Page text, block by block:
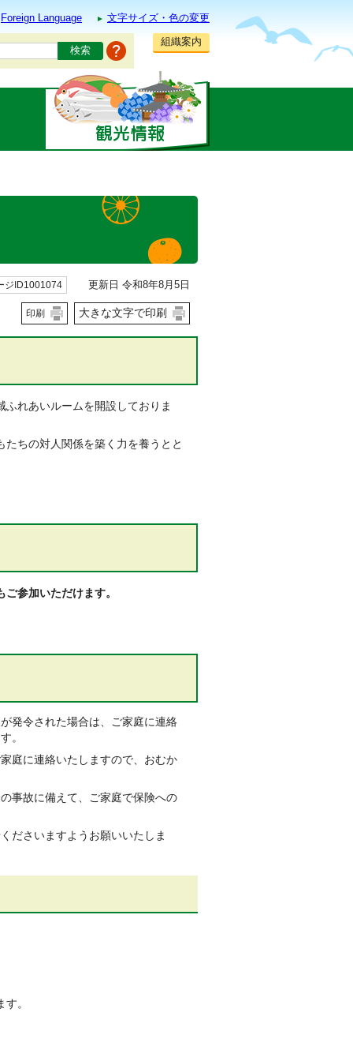
Foreign Language
文字サイズ・色の変更
組織案内
ジID1001074 更新日 令和8年8月5日
印刷 大きな文字で印刷
れあいルームを開設しておりま
ちの対人関係を築く力を養うとと
参加いただけます。
発令された場合は、ご家庭に連絡
。
庭に連絡いたしますので、おむか
事故に備えて、ご家庭で保険への
ださいますようお願いいたしま
。